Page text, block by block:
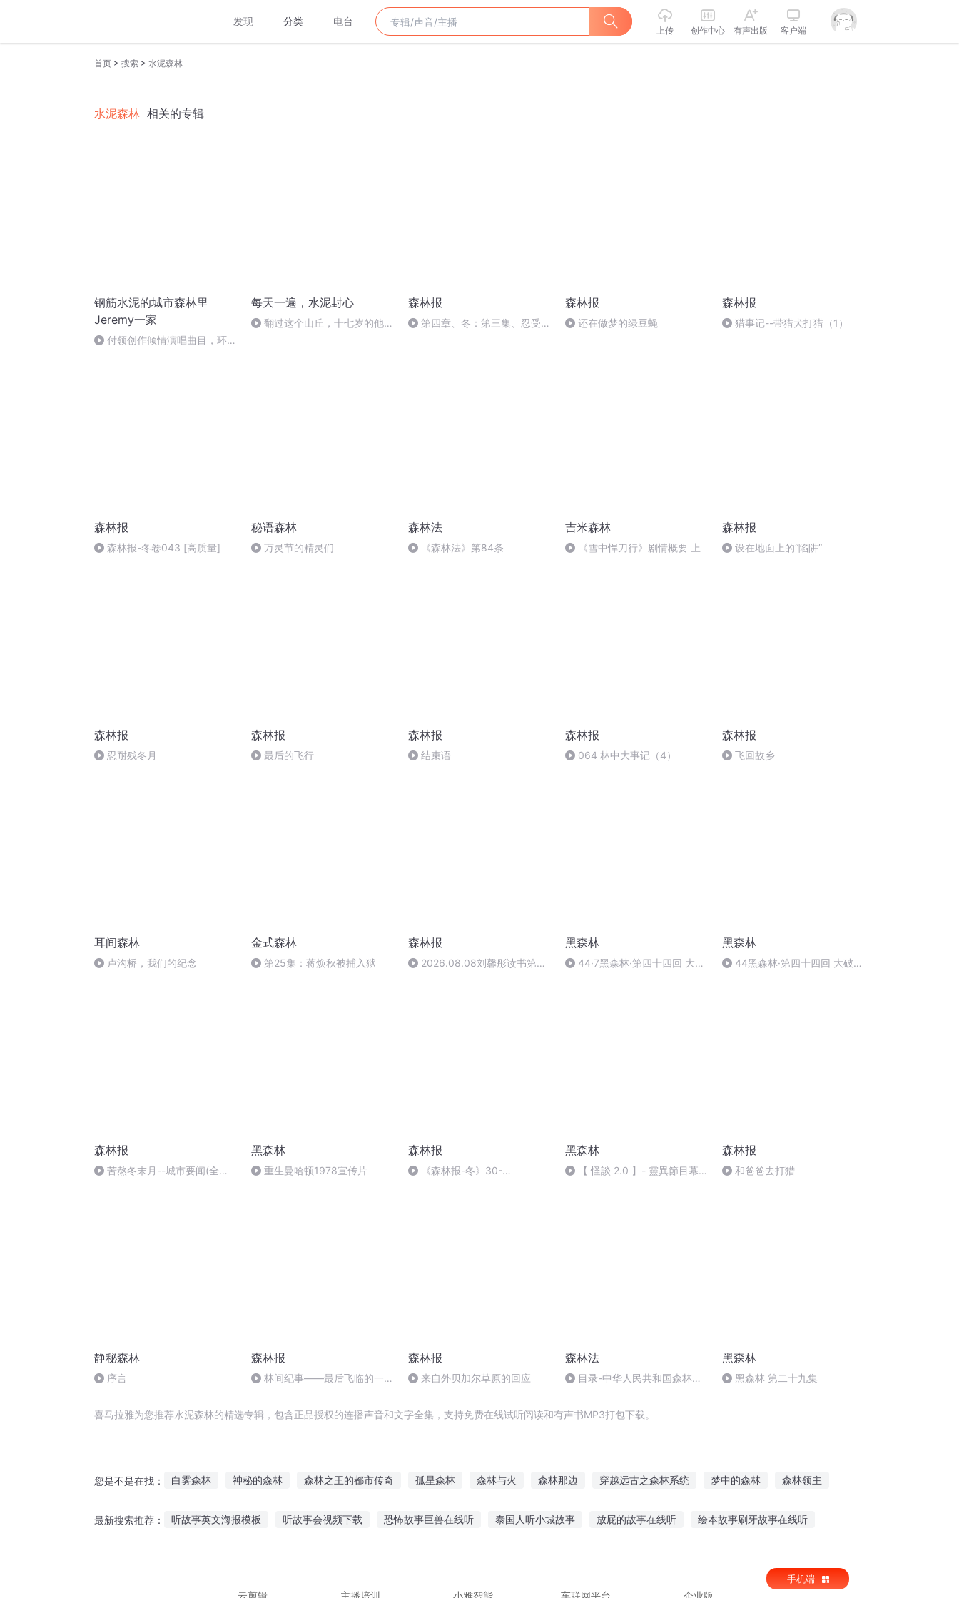
发现 分类 电台
上传 创作中心 有声出版 客户端
首页 > 搜索 > 水泥森林
水泥森林 相关的专辑
钢筋水泥的城市森林里
Jeremy一家
付领创作倾情演唱曲目，环球
每天一遍，水泥封心
翻过这个山丘，十七岁的他就
森林报
第四章、冬：第三集、忍受残
森林报
还在做梦的绿豆蝇
森林报
猎事记--带猎犬打猎（1）
森林报
森林报-冬卷043 [高质量]
秘语森林
万灵节的精灵们
森林法
《森林法》第84条
吉米森林
《雪中悍刀行》剧情概要 上
森林报
设在地面上的“陷阱”
森林报
忍耐残冬月
森林报
最后的飞行
森林报
结束语
森林报
064 林中大事记（4）
森林报
飞回故乡
耳间森林
卢沟桥，我们的纪念
金式森林
第25集：蒋焕秋被捕入狱
森林报
2026.08.08刘馨彤读书第
黑森林
44·7黑森林·第四十四回 大破
黑森林
44黑森林·第四十四回 大破平
森林报
苦熬冬末月--城市要闻(全书
黑森林
重生曼哈顿1978宣传片
森林报
《森林报-冬》30-
黑森林
【 怪談 2.0 】- 靈異節目幕
森林报
和爸爸去打猎
静秘森林
序言
森林报
林间纪事——最后飞临的一只
森林报
来自外贝加尔草原的回应
森林法
目录-中华人民共和国森林法
黑森林
黑森林 第二十九集
喜马拉雅为您推荐水泥森林的精选专辑，包含正品授权的连播声音和文字全集，支持免费在线试听阅读和有声书MP3打包下载。
您是不是在找： 白雾森林 神秘的森林 森林之王的都市传奇 孤星森林 森林与火 森林那边 穿越远古之森林系统 梦中的森林 森林领主
最新搜索推荐： 听故事英文海报模板 听故事会视频下载 恐怖故事巨兽在线听 泰国人听小城故事 放屁的故事在线听 绘本故事刷牙故事在线听
云剪辑
主播培训 小雅智能 车联网平台 企业版
手机端